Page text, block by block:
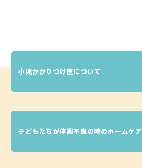
小児かかりつけ医について
子どもたちが体調不良の時のホームケア